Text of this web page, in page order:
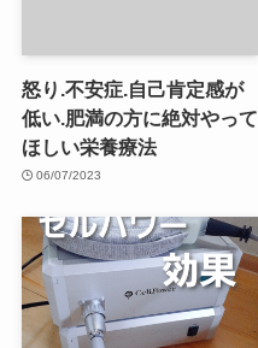
怒り.不安症.自己肯定感が
低い.肥満の方に絶対やって
ほしい栄養療法
06/07/2023